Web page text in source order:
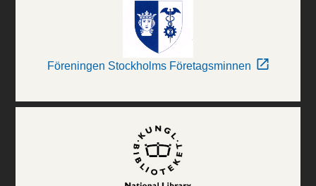
Föreningen Stockholms Företagsminnen